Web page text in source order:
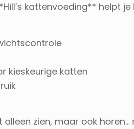
kattenvoeding** helpt
kieskeurige katten
zien, maar ook horen…